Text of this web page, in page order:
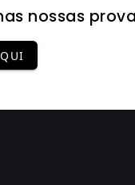
nossas